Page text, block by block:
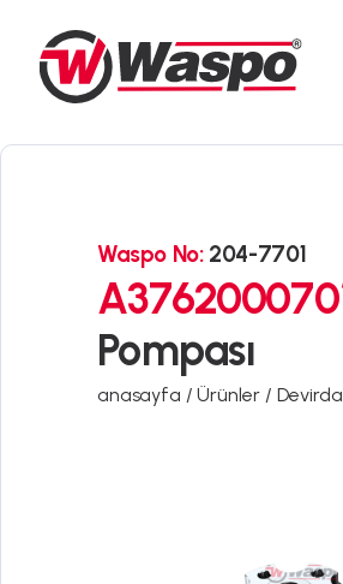
Waspo No: 204-7701
Pompası
anasayfa /Ürünler /